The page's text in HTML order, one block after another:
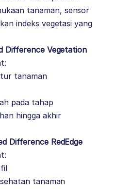
tanaman, sensor
indeks vegetasi yang
Difference Vegetation
tanaman
pada tahap
hingga akhir
Difference RedEdge
tanaman